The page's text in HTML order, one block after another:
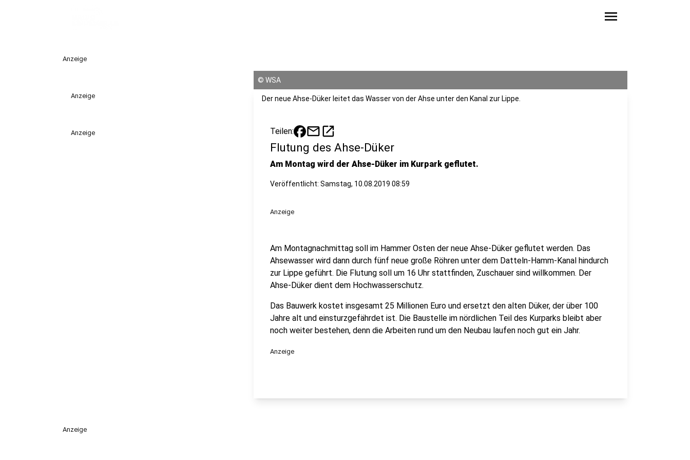
menu
Anzeige
Anzeige
Anzeige
© WSA
Der neue Ahse-Düker leitet das Wasser von der Ahse unter den Kanal zur Lippe.
Teilen: mailopen_in_new
Flutung des Ahse-Düker
Am Montag wird der Ahse-Düker im Kurpark geflutet.
Veröffentlicht: Samstag, 10.08.2019 08:59
Anzeige
Am Montagnachmittag soll im Hammer Osten der neue Ahse-Düker geflutet werden. Das
Ahsewasser wird dann durch fünf neue große Röhren unter dem Datteln-Hamm-Kanal hindurch
zur Lippe geführt. Die Flutung soll um 16 Uhr stattfinden, Zuschauer sind willkommen. Der
Ahse-Düker dient dem Hochwasserschutz.
Das Bauwerk kostet insgesamt 25 Millionen Euro und ersetzt den alten Düker, der über 100
Jahre alt und einsturzgefährdet ist. Die Baustelle im nördlichen Teil des Kurparks bleibt aber
noch weiter bestehen, denn die Arbeiten rund um den Neubau laufen noch gut ein Jahr.
Anzeige
Anzeige